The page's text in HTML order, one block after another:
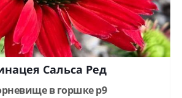
Сальса Ред
в горшке р9